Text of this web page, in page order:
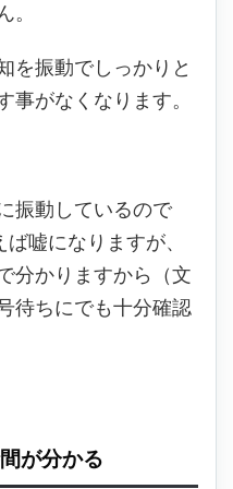
。
を振動でしっかりと
事がなくなります。
振動しているので
嘘になりますが、
分かりますから（文
待ちにでも十分確認
が分かる